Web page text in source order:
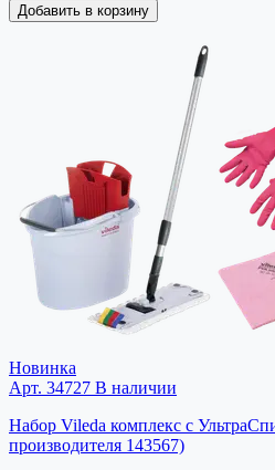
Добавить в корзину
Новинка
Арт. 34727 В наличии
Набор Vileda комплекс c
производителя 143567)